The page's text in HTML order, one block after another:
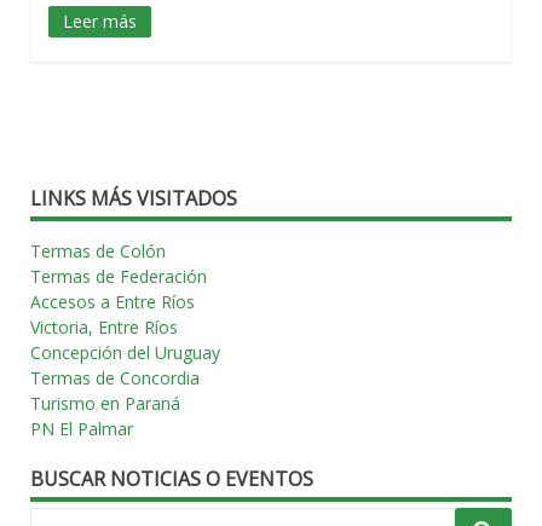
Leer más
LINKS MÁS VISITADOS
Termas de Colón
Termas de Federación
Accesos a Entre Ríos
Victoria, Entre Ríos
Concepción del Uruguay
Termas de Concordia
Turismo en Paraná
PN El Palmar
BUSCAR NOTICIAS O EVENTOS